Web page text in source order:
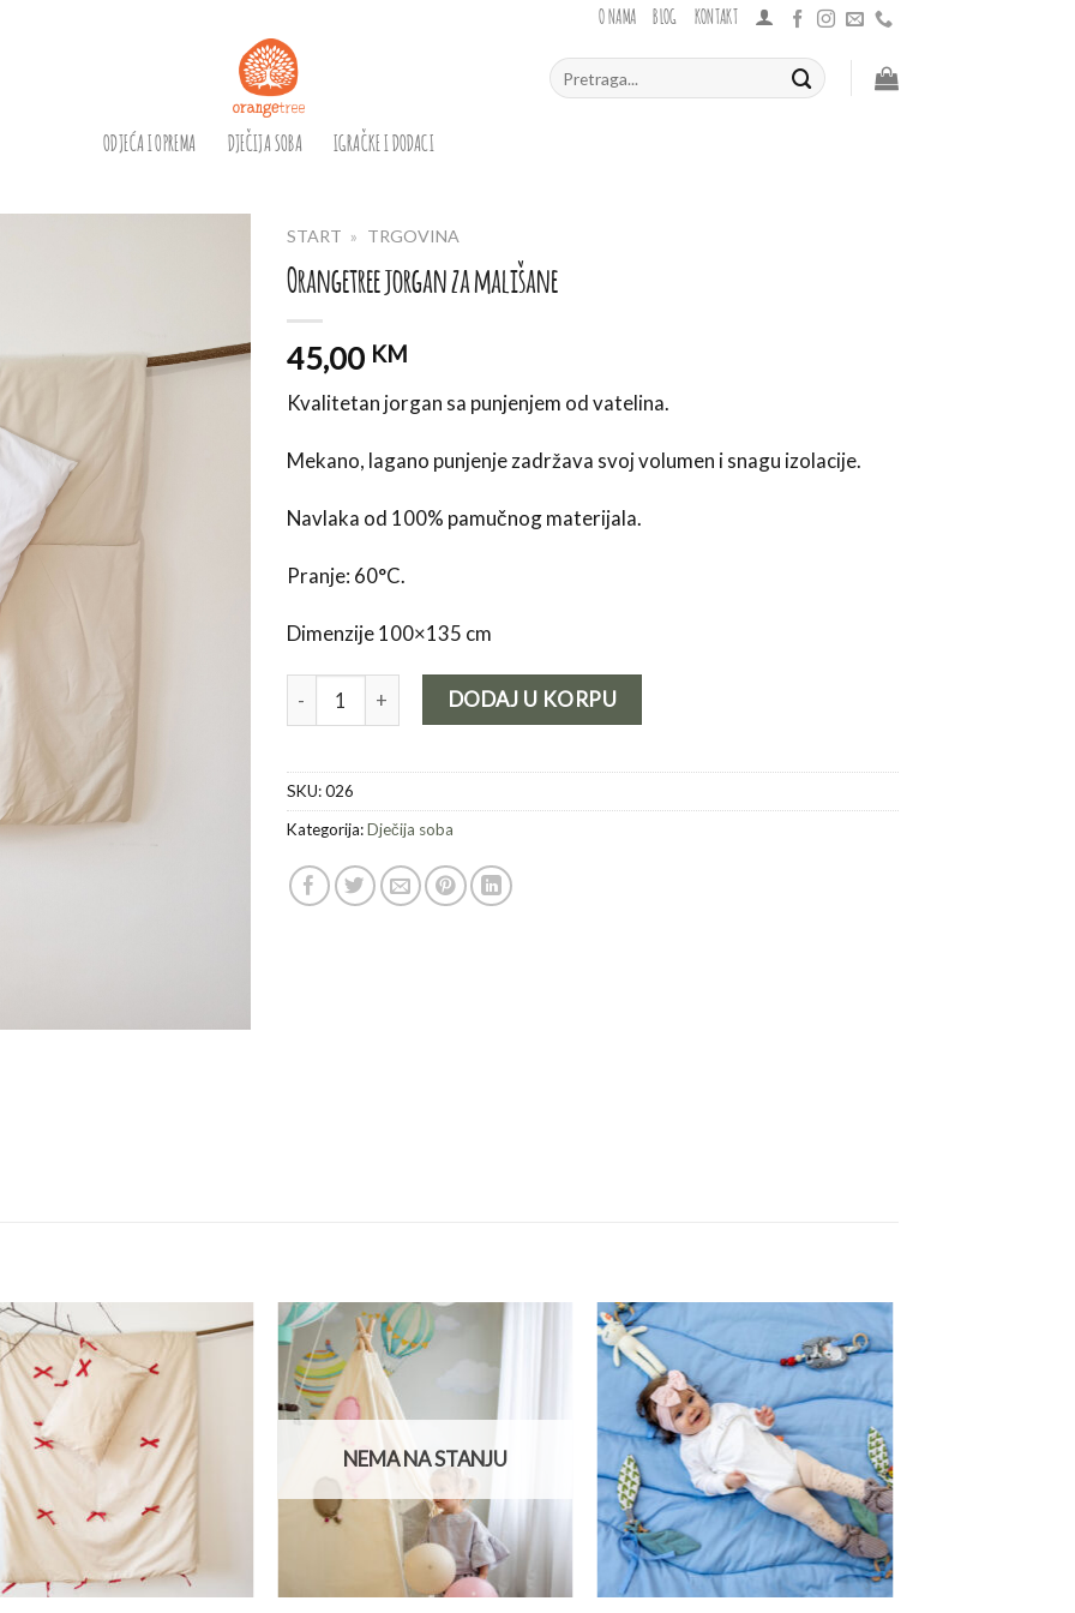
O NAMA BLOG KONTAKT
Pretraži:
ODJEĆA I OPREMA DJEČIJA SOBA IGRAČKE I DODACI
START » TRGOVINA
Orangetree jorgan za mališane
45,00 KM
Kvalitetan jorgan sa punjenjem od vatelina.
Mekano, lagano punjenje zadržava svoj volumen i snagu izolacije.
Navlaka od 100% pamučnog materijala.
Pranje: 60°C.
Dimenzije 100×135 cm
Orangetree jorgan za mališane količina
DODAJ U KORPU
SKU:026
Kategorija:Dječija soba
NEMA NA STANJU